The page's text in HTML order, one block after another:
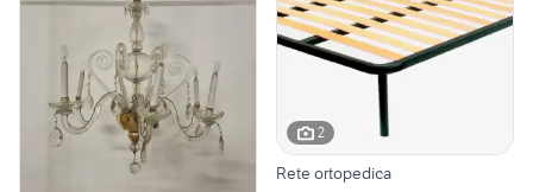
2
Rete ortopedica